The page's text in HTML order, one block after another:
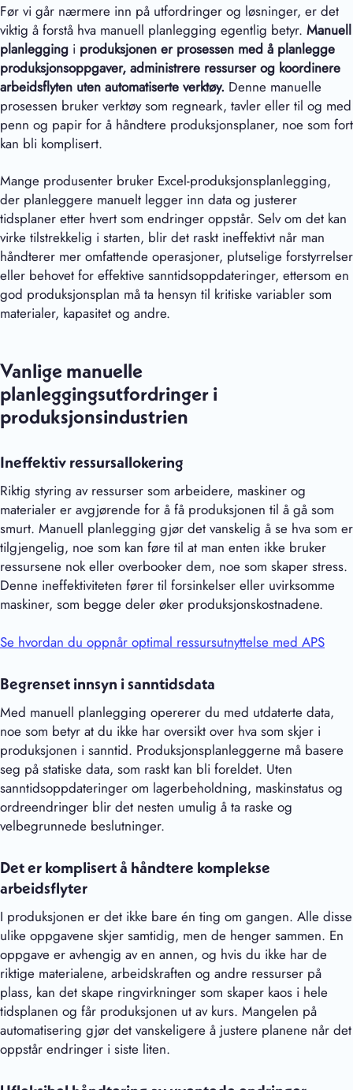
Før vi går nærmere inn på utfordringer og løsninger, er det
viktig å forstå hva manuell planlegging egentlig betyr. Manuell
planlegging i produksjonen er prosessen med å planlegge
produksjonsoppgaver, administrere ressurser og koordinere
arbeidsflyten uten automatiserte verktøy. Denne manuelle
prosessen bruker verktøy som regneark, tavler eller til og med
penn og papir for å håndtere produksjonsplaner, noe som fort
kan bli komplisert.
Mange produsenter bruker Excel-produksjonsplanlegging,
der planleggere manuelt legger inn data og justerer
tidsplaner etter hvert som endringer oppstår. Selv om det kan
virke tilstrekkelig i starten, blir det raskt ineffektivt når man
håndterer mer omfattende operasjoner, plutselige forstyrrelser
eller behovet for effektive sanntidsoppdateringer, ettersom en
god produksjonsplan må ta hensyn til kritiske variabler som
materialer, kapasitet og andre.
Vanlige manuelle
planleggingsutfordringer i
produksjonsindustrien
Ineffektiv ressursallokering
Riktig styring av ressurser som arbeidere, maskiner og
materialer er avgjørende for å få produksjonen til å gå som
smurt. Manuell planlegging gjør det vanskelig å se hva som er
tilgjengelig, noe som kan føre til at man enten ikke bruker
ressursene nok eller overbooker dem, noe som skaper stress.
Denne ineffektiviteten fører til forsinkelser eller uvirksomme
maskiner, som begge deler øker produksjonskostnadene.
Se hvordan du oppnår optimal ressursutnyttelse med APS
Begrenset innsyn i sanntidsdata
Med manuell planlegging opererer du med utdaterte data,
noe som betyr at du ikke har oversikt over hva som skjer i
produksjonen i sanntid. Produksjonsplanleggerne må basere
seg på statiske data, som raskt kan bli foreldet. Uten
sanntidsoppdateringer om lagerbeholdning, maskinstatus og
ordreendringer blir det nesten umulig å ta raske og
velbegrunnede beslutninger.
Det er komplisert å håndtere komplekse
arbeidsflyter
I produksjonen er det ikke bare én ting om gangen. Alle disse
ulike oppgavene skjer samtidig, men de henger sammen. En
oppgave er avhengig av en annen, og hvis du ikke har de
riktige materialene, arbeidskraften og andre ressurser på
plass, kan det skape ringvirkninger som skaper kaos i hele
tidsplanen og får produksjonen ut av kurs. Mangelen på
automatisering gjør det vanskeligere å justere planene når det
oppstår endringer i siste liten.